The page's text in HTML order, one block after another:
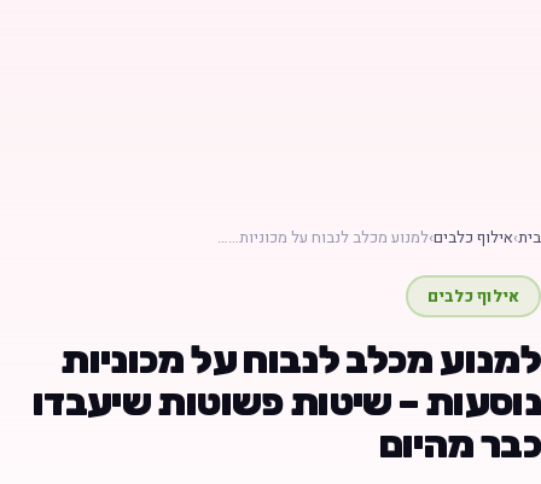
›אילוף כלבים›למנוע מכלב לנבוח על מכוניות……
אילוף כלבים
מכלב לנבוח על מכוניות
– שיטות פשוטות שיעבדו
מהיום